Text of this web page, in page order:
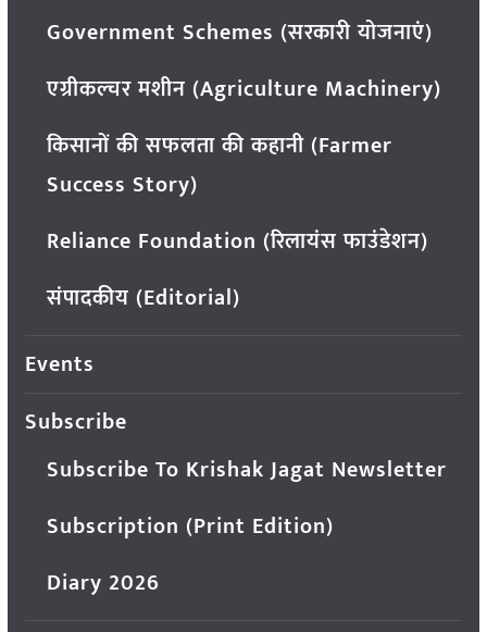
Government Schemes (सरकारी योजनाएं)
एग्रीकल्चर मशीन (Agriculture Machinery)
किसानों की सफलता की कहानी (Farmer
Success Story)
Reliance Foundation (रिलायंस फाउंडेशन)
संपादकीय (Editorial)
Events
Subscribe
Subscribe To Krishak Jagat Newsletter
Subscription (Print Edition)
Diary 2026